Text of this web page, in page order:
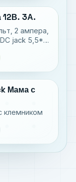
12В. 3А.
2 ампера,
jack 5,5*2,1
Мама с
клемником